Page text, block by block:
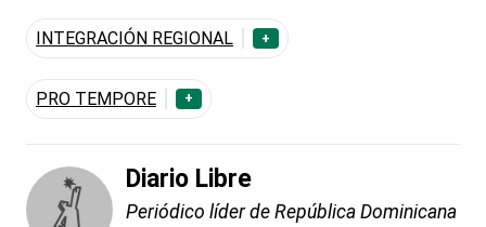
INTEGRACIÓN REGIONAL +
PRO TEMPORE +
Diario Libre
Periódico líder de República Dominicana